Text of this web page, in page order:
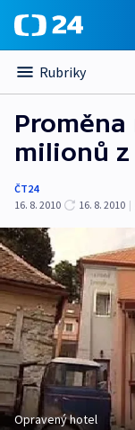
Rubriky
milionů z
ČT24
16. 8. 2010
16. 8. 2010 |
Opravený hotel